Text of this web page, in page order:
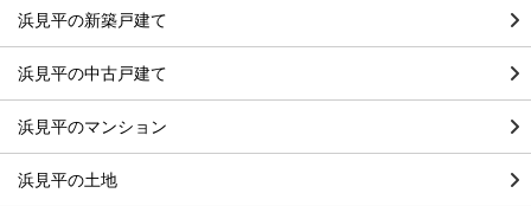
浜見平の新築戸建て
浜見平の中古戸建て
浜見平のマンション
浜見平の土地